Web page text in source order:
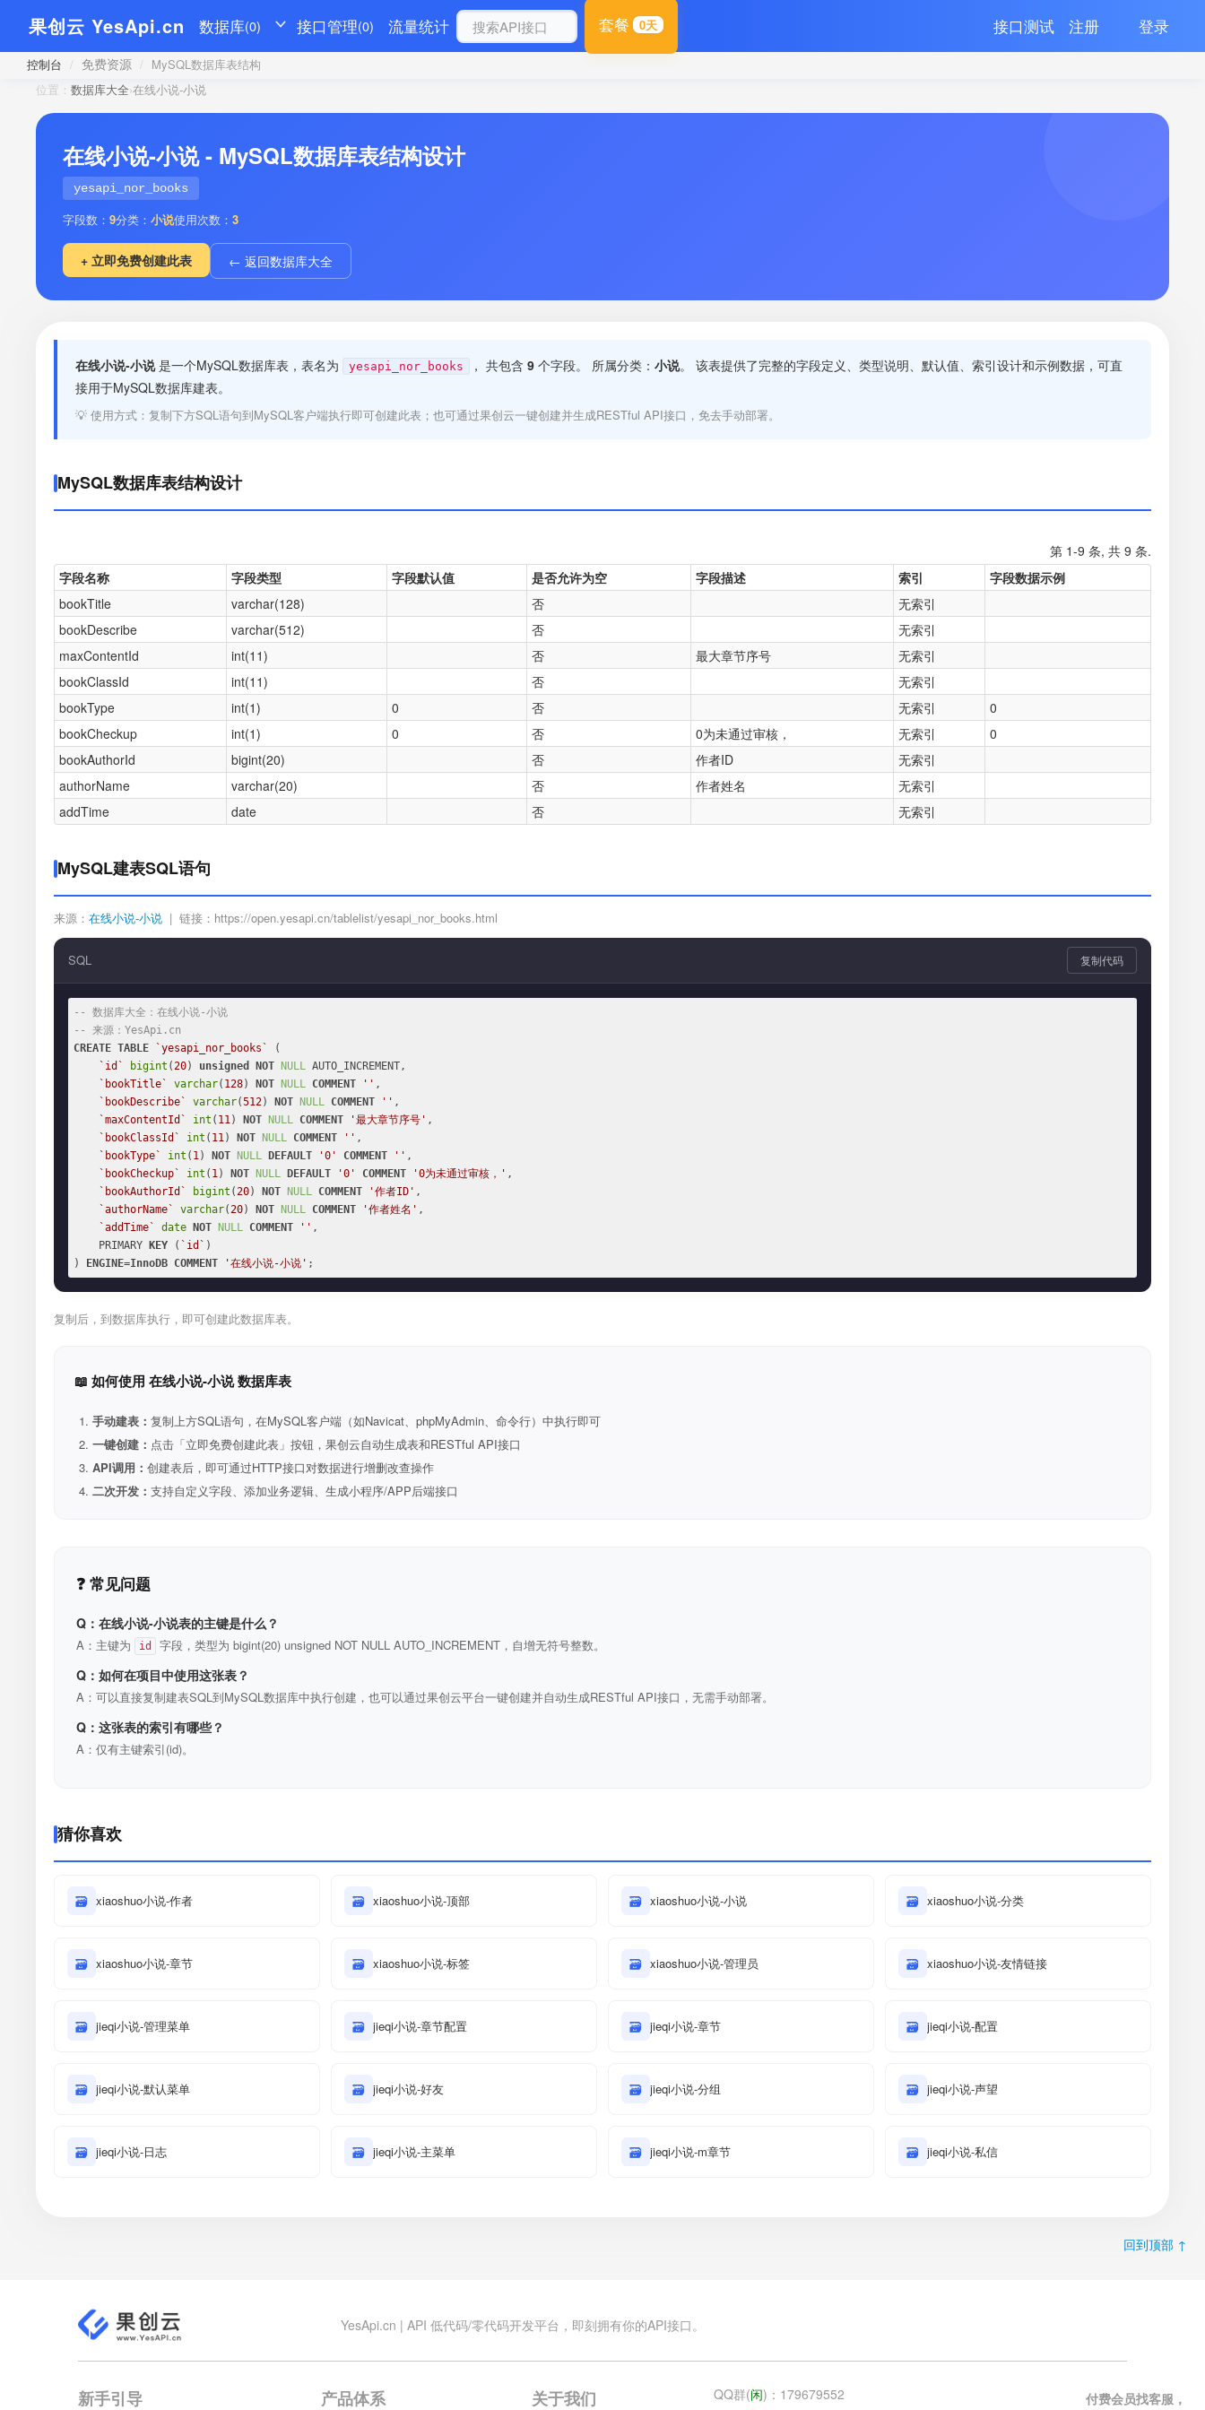
果创云 YesApi.cn 数据库(0) 接口管理(0) 流量统计 套餐 0天 接口测试 注册 登录
控制台 / 免费资源 / MySQL数据库表结构
位置： 数据库大全›在线小说-小说
在线小说-小说 - MySQL数据库表结构设计
yesapi_nor_books
字段数： 9分类： 小说使用次数： 3
+ 立即免费创建此表 ← 返回数据库大全
在线小说-小说是一个MySQL数据库表，表名为 yesapi_nor_books ， 共包含 9 个字段。 所属分类： 小说。 该表提供了完整的字段定义、类型说明、默认值、索引设计和示例数据，可直
接用于MySQL数据库建表。
💡 使用方式：复制下方SQL语句到MySQL客户端执行即可创建此表；也可通过果创云一键创建并生成RESTful API接口，免去手动部署。
MySQL数据库表结构设计
第 1-9 条, 共 9 条.
字段名称
字段类型 字段默认值 是否允许为空 字段描述 索引
字段数据示例
bookTitle
varchar(128) 否
无索引
bookDescribe
varchar(512) 否
无索引
maxContentId
int(11) 否 最大章节序号
无索引
bookClassId
int(11) 否
无索引
bookType
int(1) 0 否 无索引
0
bookCheckup
int(1) 0 否 0为未通过审核， 无索引
0
bookAuthorId
bigint(20) 否 作者ID
无索引
authorName
varchar(20) 否 作者姓名
无索引
addTime
date 否 无索引
MySQL建表SQL语句
来源： 在线小说-小说 | 链接：https://open.yesapi.cn/tablelist/yesapi_nor_books.html
SQL 复制代码
-- 数据库大全：在线小说-小说
-- 来源：YesApi.cn
CREATE TABLE `yesapi_nor_books`
(
`id`
bigint (20) unsigned NOT NULL AUTO_INCREMENT,
`bookTitle`
varchar( 128) NOT NULL COMMENT '' ,
`bookDescribe`
varchar(512) NOT NULL COMMENT '' ,
`maxContentId`
int ( 11) NOT NULL COMMENT '最大章节序号' ,
`bookClassId`
int ( 11) NOT NULL COMMENT '' ,
`bookType`
int ( 1) NOT NULL DEFAULT '0' COMMENT '' ,
`bookCheckup`
int ( 1) NOT NULL DEFAULT '0' COMMENT '0为未通过审核，' ,
`bookAuthorId`
bigint (20) NOT NULL COMMENT '作者ID' ,
`authorName`
varchar(20) NOT NULL COMMENT '作者姓名' ,
`addTime`
date NOT NULL COMMENT '' ,
    PRIMARY
KEY ( `id` )
)
ENGINE=InnoDB COMMENT '在线小说-小说' ;
复制后，到数据库执行，即可创建此数据库表。
📖 如何使用 在线小说-小说 数据库表
手动建表： 复制上方SQL语句，在MySQL客户端（如Navicat、phpMyAdmin、命令行）中执行即可
一键创建： 点击「立即免费创建此表」按钮，果创云自动生成表和RESTful API接口
API调用： 创建表后，即可通过HTTP接口对数据进行增删改查操作
二次开发： 支持自定义字段、添加业务逻辑、生成小程序/APP后端接口
❓ 常见问题
Q：在线小说-小说表的主键是什么？
A：主键为 id 字段，类型为 bigint(20) unsigned NOT NULL AUTO_INCREMENT，自增无符号整数。
Q：如何在项目中使用这张表？
A：可以直接复制建表SQL到MySQL数据库中执行创建，也可以通过果创云平台一键创建并自动生成RESTful API接口，无需手动部署。
Q：这张表的索引有哪些？
A：仅有主键索引(id)。
猜你喜欢
🗃 xiaoshuo小说-作者 🗃 xiaoshuo小说-顶部 🗃 xiaoshuo小说-小说 🗃 xiaoshuo小说-分类
🗃 xiaoshuo小说-章节 🗃 xiaoshuo小说-标签 🗃 xiaoshuo小说-管理员 🗃 xiaoshuo小说-友情链接
🗃 jieqi小说-管理菜单 🗃 jieqi小说-章节配置 🗃 jieqi小说-章节 🗃 jieqi小说-配置
🗃 jieqi小说-默认菜单 🗃 jieqi小说-好友 🗃 jieqi小说-分组 🗃 jieqi小说-声望
🗃 jieqi小说-日志 🗃 jieqi小说-主菜单 🗃 jieqi小说-m章节 🗃 jieqi小说-私信
回到顶部 ↑
YesApi.cn | API 低代码/零代码开发平台，即刻拥有你的API接口。
新手引导 产品体系 关于我们 QQ群(闲)：179679552
付费会员找客服，